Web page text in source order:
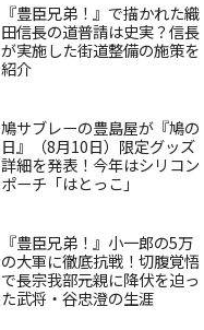
『豊臣兄弟！』で描かれた織
田信長の道普請は史実？信長
が実施した街道整備の施策を
紹介
鳩サブレーの豊島屋が『鳩の
日』（8月10日）限定グッズ
詳細を発表！今年はシリコン
ポーチ「はとっこ」
『豊臣兄弟！』小一郎の5万
の大軍に徹底抗戦！切腹覚悟
で長宗我部元親に降伏を迫っ
た武将・谷忠澄の生涯